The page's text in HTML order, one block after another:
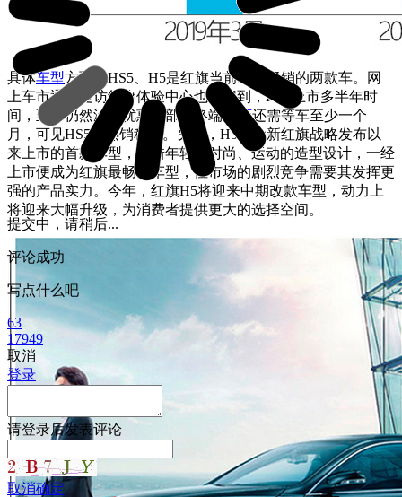
具体车型方面，HS5、H5是红旗当前最为畅销的两款车。网
上车市通过走访红旗体验中心也了解到，HS5上市多半年时
间，至今仍然没有优惠，部分终端 4S店还需等车至少一个
月，可见HS5的热销程度。另外，H5作为新红旗战略发布以
来上市的首款车型，凭借年轻、时尚、运动的造型设计，一经
上市便成为红旗最畅销车型，但市场的剧烈竞争需要其发挥更
强的产品实力。今年，红旗H5将迎来中期改款车型，动力上
将迎来大幅升级，为消费者提供更大的选择空间。
提交中，请稍后...
评论成功
写点什么吧
63
17949
取消
登录
请登录后发表评论
取消确定